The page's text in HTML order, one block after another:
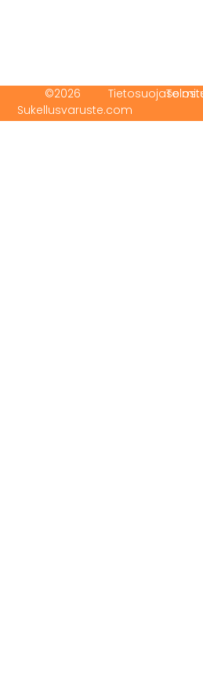
©2026
Sukellusvaruste.com